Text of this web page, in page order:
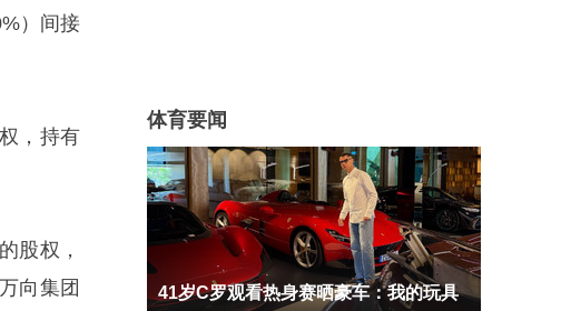
）间接
，持有
股权，
向集团
体育要闻
41岁C罗观看热身赛晒豪车：我的玩具